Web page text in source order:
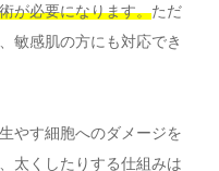
が必要になります。ただ
敏感肌の方にも対応でき
やす細胞へのダメージを
太くしたりする仕組みは